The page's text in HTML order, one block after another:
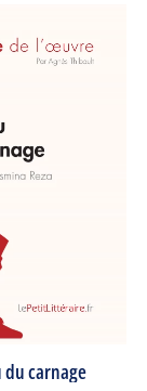
du carnage